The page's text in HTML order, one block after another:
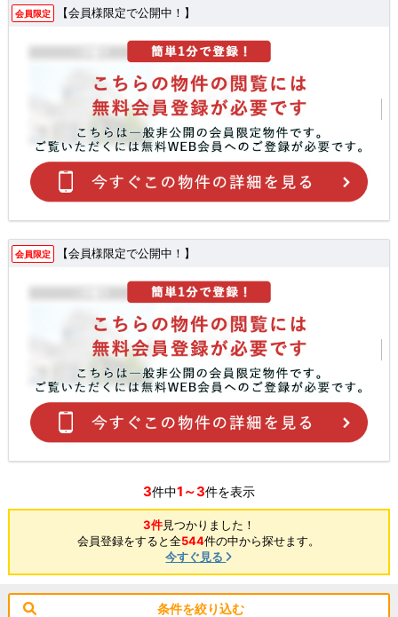
会員限定 【会員様限定で公開中！】
会員限定 【会員様限定で公開中！】
3件中1～3件を表示
3件見つかりました！
会員登録をすると全544件の中から探せます。
今すぐ見る
条件を絞り込む